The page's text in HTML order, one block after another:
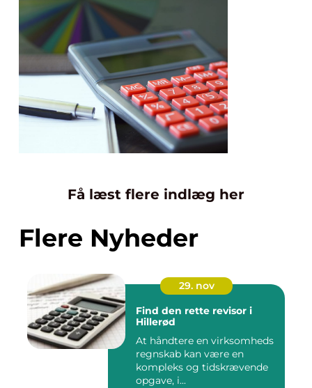
Få læst flere indlæg her
Flere Nyheder
29. nov
Find den rette revisor i
Hillerød
At håndtere en virksomheds
regnskab kan være en
kompleks og tidskrævende
opgave, i...